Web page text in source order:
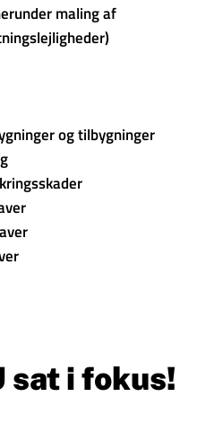
maling af
og tilbygninger
sat i fokus!